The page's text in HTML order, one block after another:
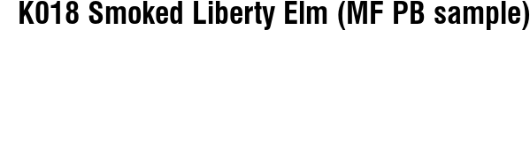
K018 Smoked Liberty Elm (MF PB sample)